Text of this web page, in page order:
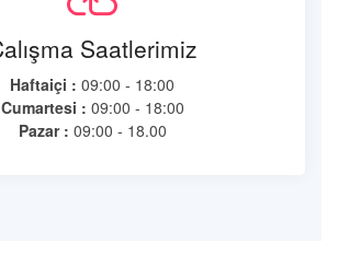
Saatlerimiz
Haftaiçi : 09:00 - 18:00
Cumartesi : 09:00 - 18:00
Pazar : 09:00 - 18.00